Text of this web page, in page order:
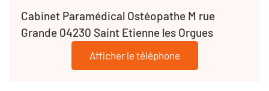
Cabinet Paramédical Ostéopathe M rue
Grande 04230 Saint Etienne les Orgues
Afficher le téléphone